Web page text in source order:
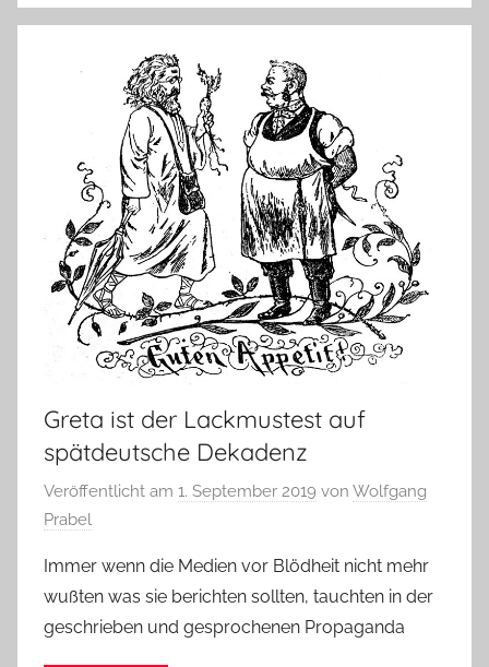
Greta ist der Lackmustest auf
spätdeutsche Dekadenz
Veröffentlicht am 1. September 2019 von Wolfgang
Prabel
Immer wenn die Medien vor Blödheit nicht mehr
wußten was sie berichten sollten, tauchten in der
geschrieben und gesprochenen Propaganda